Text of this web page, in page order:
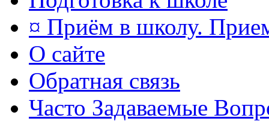
¤ Приём в школу.
О сайте
Обратная связь
Часто Задаваемые